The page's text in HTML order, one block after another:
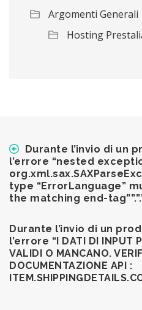
Argomenti Generali
Hosting
Durante l’invio di un
l’errore “nested
type “ErrorLanguage”
the matching end-
Durante l’invio di un
l’errore “I DATI DI INPUT
VALIDI O MANCANO.
DOCUMENTAZIONE API :